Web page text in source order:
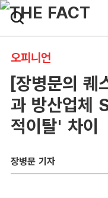
오피니언
[장병문의 퀘
과 방산업체
적이탈' 차이
장병문 기자